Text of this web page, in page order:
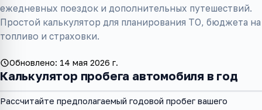
ежедневных поездок и дополнительных путешествий.
Простой калькулятор для планирования ТО, бюджета на
топливо и страховки.
Обновлено: 14 мая 2026 г.
Калькулятор пробега автомобиля в год
Рассчитайте предполагаемый годовой пробег вашего